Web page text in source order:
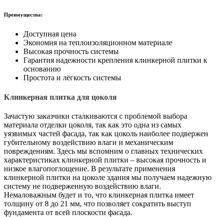
Преимущества:
Доступная цена
Экономия на теплоизоляционном материале
Высокая прочность системы
Гарантия надежности крепления клинкерной плитки к
основанию
Простота и лёгкость системы
Клинкерная плитка для цоколя
Зачастую заказчики сталкиваются с проблемой выбора
материала отделки цоколя, так как это одна из самых
уязвимых частей фасада, так как цоколь наиболее подвержен
губительному воздействию влаги и механическим
повреждениям. Здесь мы вспомним о главных технических
характеристиках клинкерной плитки – высокая прочность и
низкое влагопоглощение. В результате применения
клинкерной плитки на цоколе здания мы получаем надежную
систему не подверженную воздействию влаги.
Немаловажным будет и то, что клинкерная плитка имеет
толщину от 8 до 21 мм, что позволяет сократить выступ
фундамента от всей плоскости фасада.